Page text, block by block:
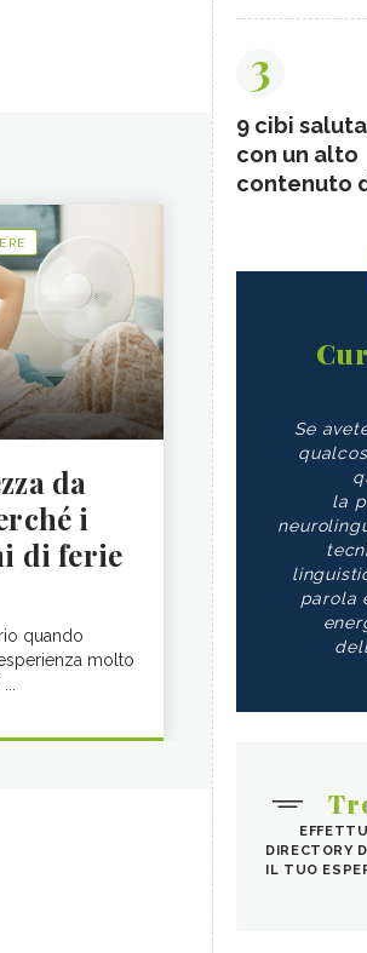
da
i
di ferie
quando
molto
3
9 cibi
con un alto
contenuto
Se
la
parola
DIRECTORY
IL TUO